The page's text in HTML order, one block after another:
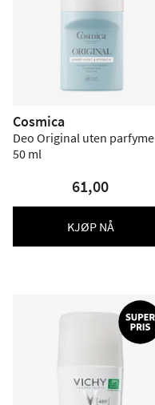
Cosmica
Deo Original uten parfyme
50 ml
61,00
KJØP NÅ